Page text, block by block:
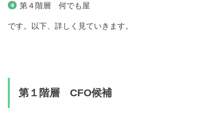
第４階層 何でも屋
です。以下、詳しく見ていきます。
第１階層 CFO候補